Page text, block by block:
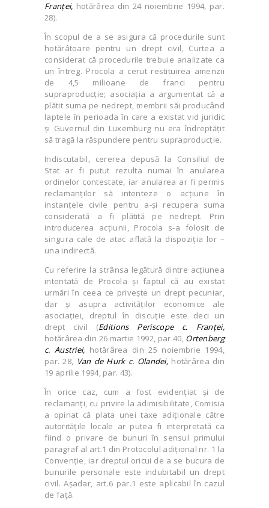
Franței, hotărârea din 24 noiembrie 1994, par.
28).
În scopul de a se asigura că procedurile sunt
hotărâtoare pentru un drept civil, Curtea a
considerat că procedurile trebuie analizate ca
un întreg. Procola a cerut restituirea amenzii
de 4,5 milioane de franci pentru
supraproducție; asociația a argumentat că a
plătit suma pe nedrept, membrii săi producând
laptele în perioada în care a existat vid juridic
și Guvernul din Luxemburg nu era îndreptățit
să tragă la răspundere pentru supraproducție.
Indiscutabil, cererea depusă la Consiliul de
Stat ar fi putut rezulta numai în anularea
ordinelor contestate, iar anularea ar fi permis
reclamanților să intenteze o acțiune în
instanțele civile pentru a-și recupera suma
considerată a fi plătită pe nedrept. Prin
introducerea acțiunii, Procola s-a folosit de
singura cale de atac aflată la dispoziția lor –
una indirectă.
Cu referire la strânsa legătură dintre acțiunea
intentată de Procola și faptul că au existat
urmări în ceea ce privește un drept pecuniar,
dar și asupra activităților economice ale
asociației, dreptul în discuție este deci un
drept civil (Editions Periscope c. Franței,
hotărârea din 26 martie 1992, par.40,Ortenberg
c. Austriei, hotărârea din 25 noiembrie 1994,
par. 28, Van de Hurk c. Olandei, hotărârea din
19 aprilie 1994, par. 43).
În orice caz, cum a fost evidențiat și de
reclamanți, cu privire la adimisibilitate, Comisia
a opinat că plata unei taxe adiționale către
autoritățile locale ar putea fi interpretată ca
fiind o privare de bunuri în sensul primului
paragraf al art.1 din Protocolul adițional nr. 1 la
Convenție, iar dreptul oricui de a se bucura de
bunurile personale este indubitabil un drept
civil. Așadar, art.6 par.1 este aplicabil în cazul
de față.